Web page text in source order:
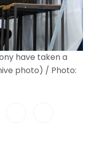
have taken a
photo) / Photo: